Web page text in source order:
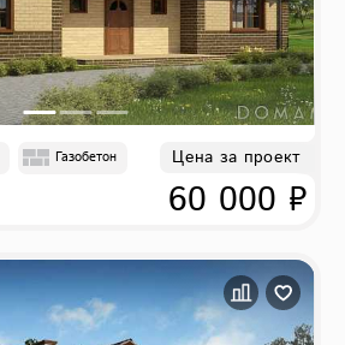
Газобетон Цена за проект
60 000 ₽